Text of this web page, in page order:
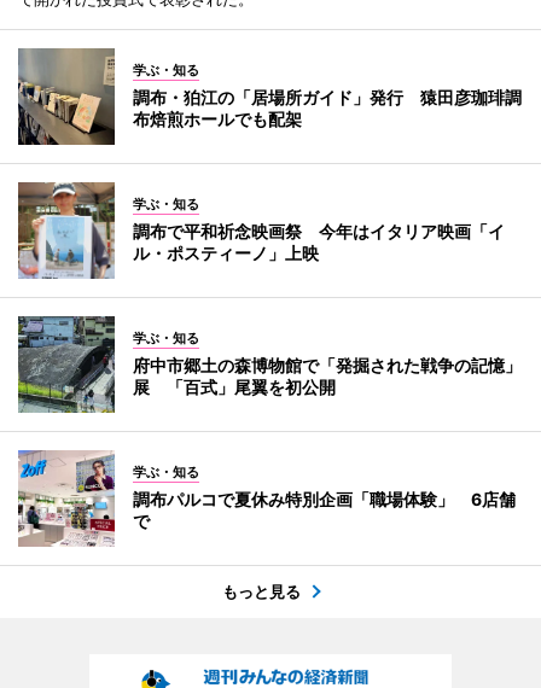
学ぶ・知る
調布・狛江の「居場所ガイド」発行 猿田彦珈琲調
布焙煎ホールでも配架
学ぶ・知る
調布で平和祈念映画祭 今年はイタリア映画「イ
ル・ポスティーノ」上映
学ぶ・知る
府中市郷土の森博物館で「発掘された戦争の記憶」
展 「百式」尾翼を初公開
学ぶ・知る
調布パルコで夏休み特別企画「職場体験」 6店舗
で
もっと見る